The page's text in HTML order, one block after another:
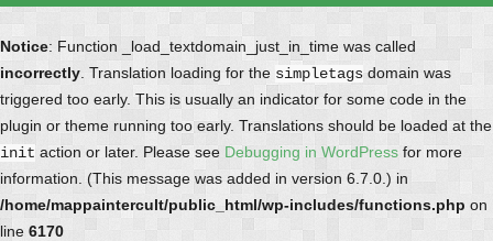
Notice: Function _load_textdomain_just_in_time was called
incorrectly . Translation loading for the simpletags domain was
triggered too early. This is usually an indicator for some code in the
plugin or theme running too early. Translations should be loaded at the
init action or later. Please see Debugging in WordPress for more
information. (This message was added in version 6.7.0.) in
/home/mappaintercult/public_html/wp-includes/functions.php on
line 6170